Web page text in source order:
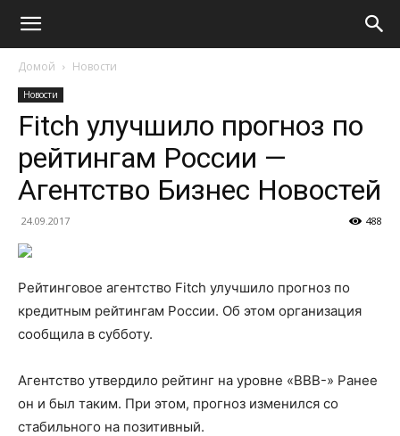
Домой Новости
Новости
Fitch улучшило прогноз по
рейтингам России —
Агентство Бизнес Новостей
24.09.2017 488
Рейтинговое агентство Fitch улучшило прогноз по
кредитным рейтингам России. Об этом организация
сообщила в субботу.
Агентство утвердило рейтинг на уровне «ВВВ-» Ранее
он и был таким. При этом, прогноз изменился со
стабильного на позитивный.